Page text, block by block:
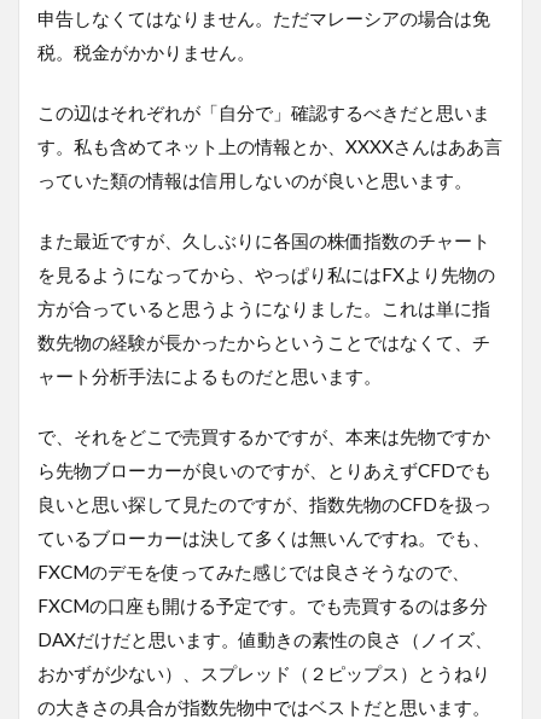
申告しなくてはなりません。ただマレーシアの場合は免
税。税金がかかりません。
この辺はそれぞれが「自分で」確認するべきだと思いま
す。私も含めてネット上の情報とか、XXXXさんはああ言
っていた類の情報は信用しないのが良いと思います。
また最近ですが、久しぶりに各国の株価指数のチャート
を見るようになってから、やっぱり私にはFXより先物の
方が合っていると思うようになりました。これは単に指
数先物の経験が長かったからということではなくて、チ
ャート分析手法によるものだと思います。
で、それをどこで売買するかですが、本来は先物ですか
ら先物ブローカーが良いのですが、とりあえずCFDでも
良いと思い探して見たのですが、指数先物のCFDを扱っ
ているブローカーは決して多くは無いんですね。でも、
FXCMのデモを使ってみた感じでは良さそうなので、
FXCMの口座も開ける予定です。でも売買するのは多分
DAXだけだと思います。値動きの素性の良さ（ノイズ、
おかずが少ない）、スプレッド（２ピップス）とうねり
の大きさの具合が指数先物中ではベストだと思います。